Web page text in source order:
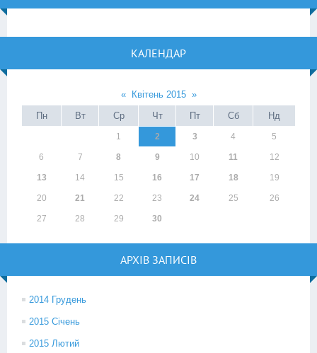
КАЛЕНДАР
« Квітень 2015 »
Пн
Вт Ср Чт Пт Сб Нд
1 2 3 4 5
6 7 8 9 10 11 12
13 14 15 16 17 18 19
20 21 22 23 24 25 26
27 28 29 30
АРХІВ ЗАПИСІВ
2014 Грудень
2015 Січень
2015 Лютий